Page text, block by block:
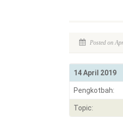
Posted on
14 April 2019
Pengkotbah:
Topic: